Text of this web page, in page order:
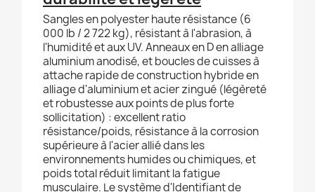
Sangles en polyester haute résistance (6
000 lb / 2 722 kg), résistant à l'abrasion, à
l'humidité et aux UV. Anneaux en D en alliage
aluminium anodisé, et boucles de cuisses à
attache rapide de construction hybride en
alliage d'aluminium et acier zingué (légèreté
et robustesse aux points de plus forte
sollicitation) : excellent ratio
résistance/poids, résistance à la corrosion
supérieure à l'acier allié dans les
environnements humides ou chimiques, et
poids total réduit limitant la fatigue
musculaire. Le système d'Identifiant de